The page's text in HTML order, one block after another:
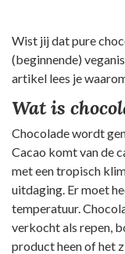
Wist jij dat pure
(beginnende)
artikel lees je
Wat is
Chocolade wordt
Cacao komt van de
met een tropisch
uitdaging. Er moet
temperatuur.
verkocht als repen,
product heen of het